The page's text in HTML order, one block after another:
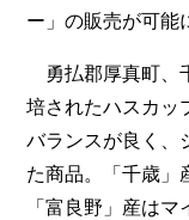
ー」の販売が可能
勇払郡厚真町、
培されたハスカッ
バランスが良く、
た商品。「千歳」
「富良野」産は